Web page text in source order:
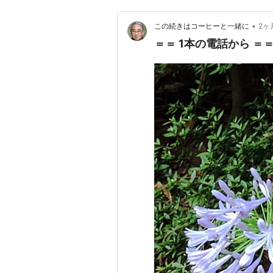
この続きはコーヒーと一緒に • 2ヶ
＝＝ 1本の電話から ＝